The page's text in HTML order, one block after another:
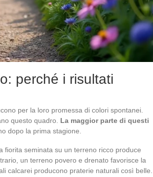
perché i risultati
per la loro promessa di colori spontanei.
questo quadro. La maggior parte di questi
dopo la prima stagione.
fiorita seminata su un terreno ricco produce
un terreno povero e drenato favorisce la
calcarei producono praterie naturali così belle.